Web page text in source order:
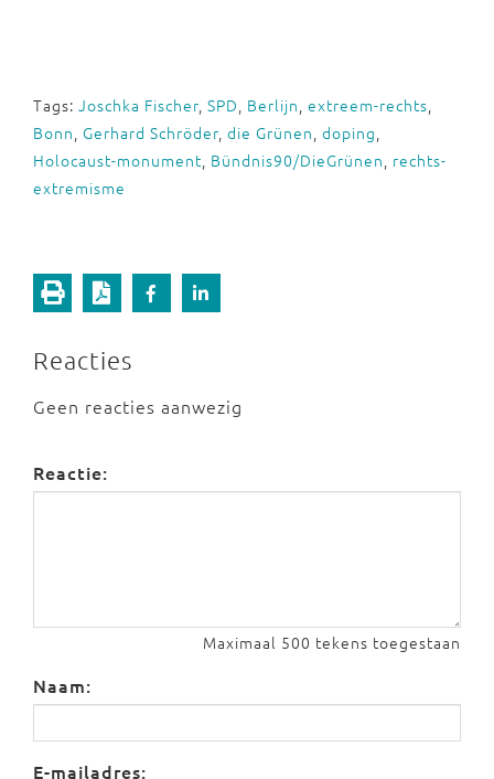
Tags: Joschka Fischer SPD Berlijn extreem-rechts
Bonn Gerhard Schröder die Grünen doping
Holocaust-monument Bündnis90/DieGrünen rechts-
extremisme
Reacties
Geen reacties aanwezig
Reactie:
Maximaal 500 tekens toegestaan
Naam:
E-mailadres: